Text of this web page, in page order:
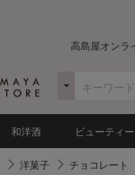
高島屋オンラ
和洋酒 ビューティー
洋菓子 チョコレート